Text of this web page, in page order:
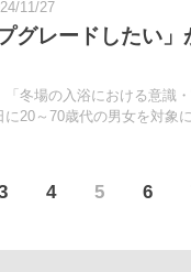
11/27
グレードしたい」
「冬場の入浴における意識
20～70歳代の男女を対象
4 5 6